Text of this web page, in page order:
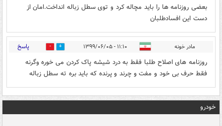
بعضی روزنامه ها را باید مچاله کرد و توی سطل زباله انداخت.امان از
دست این افسادطلبان
مادر خونه ۱۱:۱۰ - ۱۳۹۹/۰۶/۰۵ 1 پاسخ
روزنامه های اصلاح طلبا فقط به درد شیشه پاک کردن می خوره وگرنه
فقط حرف بی خود و مفت و چرند و پرنده که باید بره ته سطل زباله
خودرو